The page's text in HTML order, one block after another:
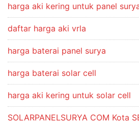
harga aki kering untuk panel
daftar harga aki vrla
harga baterai panel surya
harga baterai solar cell
harga aki kering untuk solar cell
SOLARPANELSURYA COM Kota